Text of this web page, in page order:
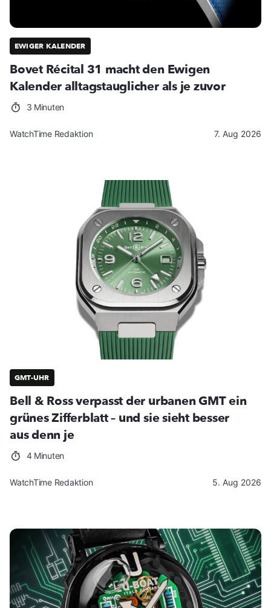
EWIGER KALENDER
Bovet Récital 31 macht den Ewigen
Kalender alltagstauglicher als je zuvor
3 Minuten
WatchTime Redaktion 7. Aug 2026
GMT-UHR
Bell & Ross verpasst der urbanen GMT ein
grünes Zifferblatt – und sie sieht besser
aus denn je
4 Minuten
WatchTime Redaktion 5. Aug 2026